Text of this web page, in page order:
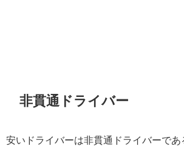
非貫通ドライバー
安いドライバーは非貫通ドライバーであ